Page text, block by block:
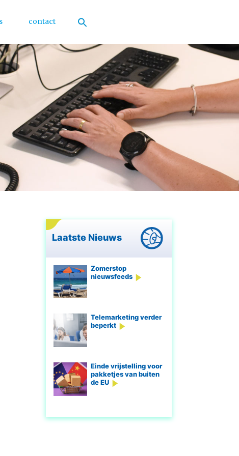
contact
Laatste Nieuws
Zomerstop
nieuwsfeeds
Telemarketing verder
beperkt
Einde vrijstelling voor
pakketjes van buiten
de EU